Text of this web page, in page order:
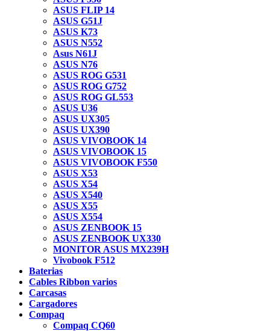
ASUS FLIP 14
ASUS G51J
ASUS K73
ASUS N552
Asus N61J
ASUS N76
ASUS ROG G531
ASUS ROG G752
ASUS ROG GL553
ASUS U36
ASUS UX305
ASUS UX390
ASUS VIVOBOOK 14
ASUS VIVOBOOK 15
ASUS VIVOBOOK F550
ASUS X53
ASUS X54
ASUS X540
ASUS X55
ASUS X554
ASUS ZENBOOK 15
ASUS ZENBOOK UX330
MONITOR ASUS MX239H
Vivobook F512
Baterias
Cables Ribbon varios
Carcasas
Cargadores
Compaq
Compaq CQ60